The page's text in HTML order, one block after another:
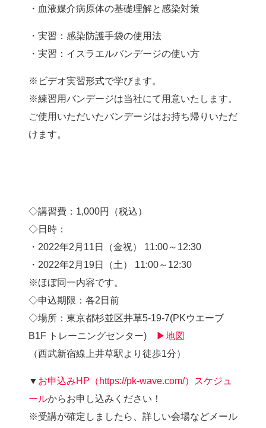
・血液媒介病原体の基礎理解と感染対策
・実習：感染防護手袋の使用法
・実習：イスラエルバンデージの使い方
※ビデオ実習形式で学びます。
※練習用バンデージは当社にて用意いたします。
ご使用いただいたバンデージはお持ち帰りいただ
けます。
◇講習費：1,000円（税込）
◇日時：
・2022年2月11日（金祝） 11:00～12:30
・2022年2月19日（土） 11:00～12:30
※ほぼ同一内容です。
◇申込期限：各2日前
◇場所：東京都杉並区井草5-19-7(PKウエーブ
B1F トレーニングセンター)
▶地図
（西武新宿線上井草駅より徒歩1分）
▼ お申込みHP（https://pk-wave.com/）スケジュ
ールからお申し込みください！
※受講が確定しましたら、詳しい会場などメール